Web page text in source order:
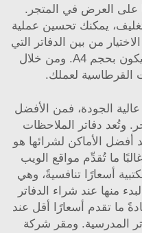
على العرض في المتجر.
يمكنك تحسين عملية
من بين الدفاتر التي
تترك انطباعًا جيدًا، وأفضلها ما يكون بحجم A4. ومن خلال
القرطاسية لعملك.
الجودة، فمن الأفضل
وتُعد دفاتر الملاحظات
أفضل الأماكن لشرائها هو
ما تُقدِّم مواقع الويب
أسعارًا تنافسيةً، وهي
منها عند شراء الدفاتر
ما تقدم أسعارًا أقل عند
المدرسية. ومقر شركة